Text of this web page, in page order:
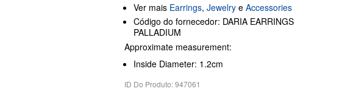
Ver mais Earrings, Jewelry e Accessories
Código do fornecedor: DARIA EARRINGS
PALLADIUM
Approximate measurement:
Inside Diameter: 1.2cm
ID Do Produto: 947061